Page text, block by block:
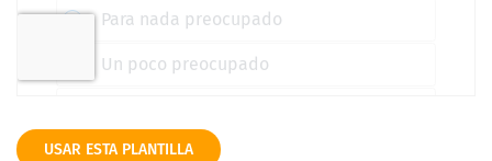
USAR ESTA PLANTILLA